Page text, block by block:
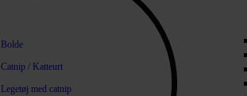
Bolde
Catnip / Katteurt
Legetøj med catnip